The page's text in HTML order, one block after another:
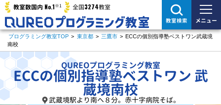
教室数国内 No.1※1 全国3274教室
教室検索 メニュー
プログラミング教室TOP > 東京都 > 三鷹市 > ECCの個別指導塾ベストワン武蔵境
南校
QUREOプログラミング教室
ECCの個別指導塾ベストワン 武
蔵境南校
武蔵境駅より南へ８分。赤十字病院そば。